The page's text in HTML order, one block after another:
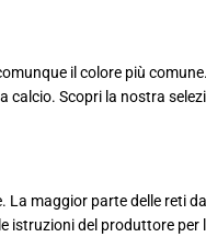
il colore più
calcio. Scopri la nostra
maggior parte delle reti
del produttore per